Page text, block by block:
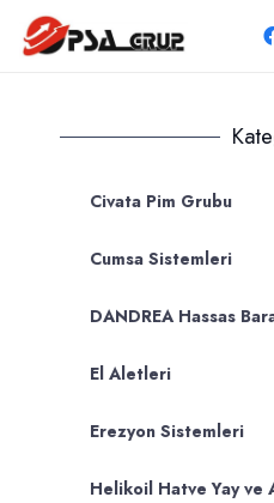
Civata Pim Grubu
Cumsa Sistemleri
DANDREA Hassas
El Aletleri
Erezyon Sistemleri
Helikoil Hatve Yay ve